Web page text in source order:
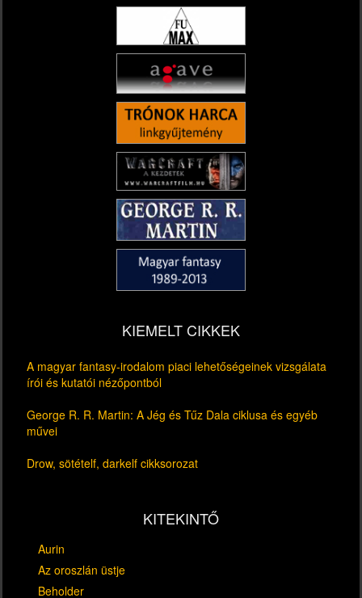
KIEMELT CIKKEK
A magyar fantasy-irodalom piaci lehetőségeinek vizsgálata
írói és kutatói nézőpontból
George R. R. Martin: A Jég és Tűz Dala ciklusa és egyéb
művei
Drow, sötételf, darkelf cikksorozat
KITEKINTŐ
Aurin
Az oroszlán üstje
Beholder